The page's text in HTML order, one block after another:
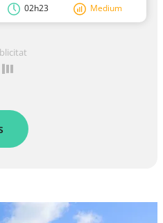
02h23 Medium